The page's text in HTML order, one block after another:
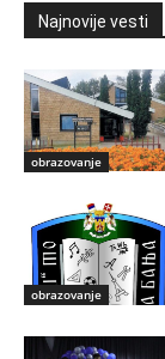
Najnovije vesti
obrazovanje
obrazovanje